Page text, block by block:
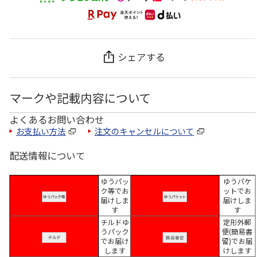
シェアする
マークや記載内容について
よくあるお問い合わせ
お支払い方法 注文のキャンセルについて
配送情報について
ゆうパッ
ク等でお
届けしま
す
ゆうパケ
ットでお
届けしま
す
チルドゆ
うパック
でお届け
します
定形外郵
便(簡易書
留)でお届
けします